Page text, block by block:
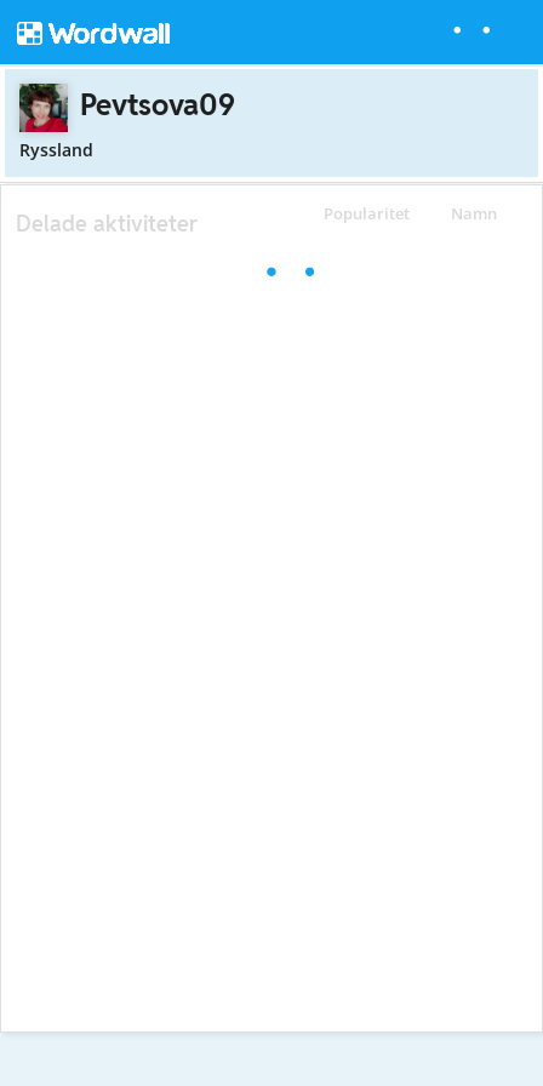
Pevtsova09
Ryssland
Popularitet Namn
Delade aktiviteter